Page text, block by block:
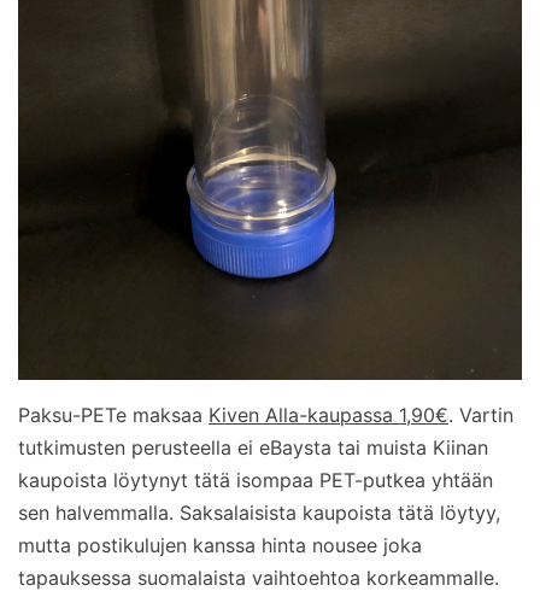
Paksu-PETe maksaa Kiven Alla-kaupassa 1,90€. Vartin
tutkimusten perusteella ei eBaysta tai muista Kiinan
kaupoista löytynyt tätä isompaa PET-putkea yhtään
sen halvemmalla. Saksalaisista kaupoista tätä löytyy,
mutta postikulujen kanssa hinta nousee joka
tapauksessa suomalaista vaihtoehtoa korkeammalle.